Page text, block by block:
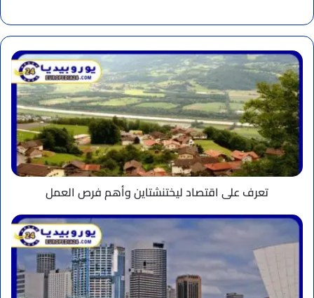
تعرف
على
اقتصاد
ليختنشتاين
وأهم
فرص
العمل
تعرف على اقتصاد ليختنشتاين وأهم فرص العمل
تعرف
طبيعة